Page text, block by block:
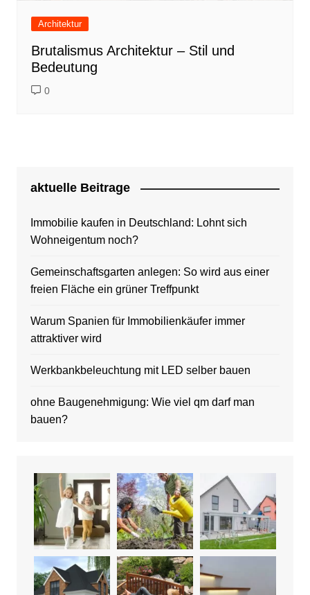
Architektur
Brutalismus Architektur – Stil und
Bedeutung
0
aktuelle Beitrage
Immobilie kaufen in Deutschland: Lohnt sich
Wohneigentum noch?
Gemeinschaftsgarten anlegen: So wird aus einer
freien Fläche ein grüner Treffpunkt
Warum Spanien für Immobilienkäufer immer
attraktiver wird
Werkbankbeleuchtung mit LED selber bauen
ohne Baugenehmigung: Wie viel qm darf man
bauen?